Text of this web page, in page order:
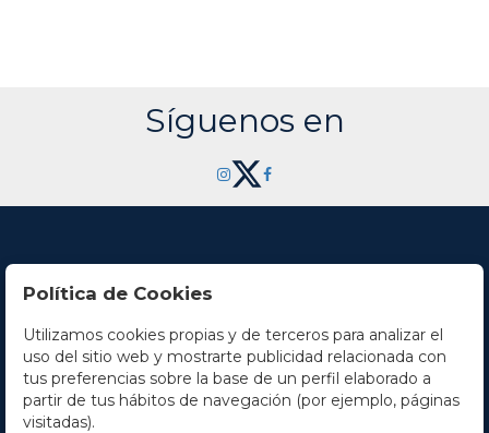
The two dots above the "II" and the partially visible circle
with the "M" of the assayer indicate that this coin was
minted in Toledo between 1578 and 1588. Furthermore,
the fact that the start of the obverse inscription with the
king's name is clearly visible excludes other variants. 6.68 g.
AC-865.
Síguenos en
Contacto
Horario
La empresa
Política de Cookies
Utilizamos cookies propias y de terceros para analizar el
uso del sitio web y mostrarte publicidad relacionada con
tus preferencias sobre la base de un perfil elaborado a
partir de tus hábitos de navegación (por ejemplo, páginas
visitadas).